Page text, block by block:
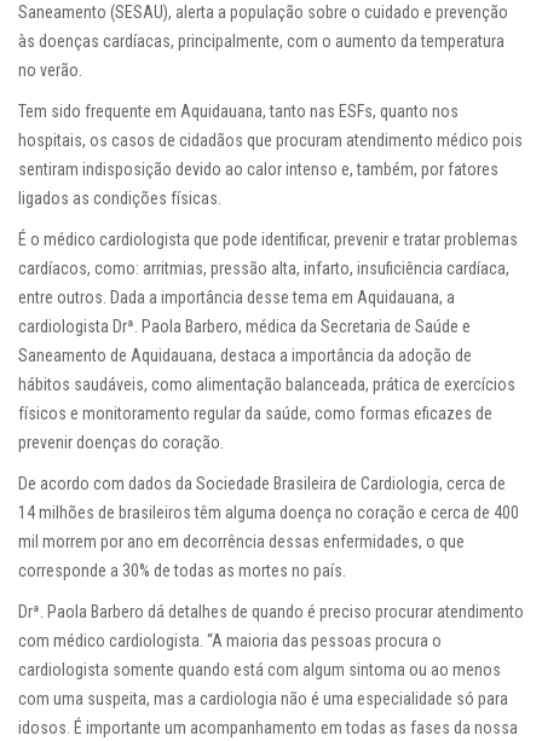
Saneamento (SESAU), alerta a população sobre o cuidado e prevenção
às doenças cardíacas, principalmente, com o aumento da temperatura
no verão.
Tem sido frequente em Aquidauana, tanto nas ESFs, quanto nos
hospitais, os casos de cidadãos que procuram atendimento médico pois
sentiram indisposição devido ao calor intenso e, também, por fatores
ligados as condições físicas.
É o médico cardiologista que pode identificar, prevenir e tratar problemas
cardíacos, como: arritmias, pressão alta, infarto, insuficiência cardíaca,
entre outros. Dada a importância desse tema em Aquidauana, a
cardiologista Drª. Paola Barbero, médica da Secretaria de Saúde e
Saneamento de Aquidauana, destaca a importância da adoção de
hábitos saudáveis, como alimentação balanceada, prática de exercícios
físicos e monitoramento regular da saúde, como formas eficazes de
prevenir doenças do coração.
De acordo com dados da Sociedade Brasileira de Cardiologia, cerca de
14 milhões de brasileiros têm alguma doença no coração e cerca de 400
mil morrem por ano em decorrência dessas enfermidades, o que
corresponde a 30% de todas as mortes no país.
Drª. Paola Barbero dá detalhes de quando é preciso procurar atendimento
com médico cardiologista. “A maioria das pessoas procura o
cardiologista somente quando está com algum sintoma ou ao menos
com uma suspeita, mas a cardiologia não é uma especialidade só para
idosos. É importante um acompanhamento em todas as fases da nossa